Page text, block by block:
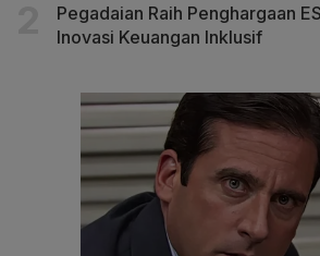
Pegadaian Raih Penghargaan
Inovasi Keuangan Inklusif